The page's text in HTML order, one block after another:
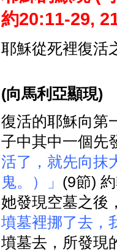
約20:11-29,
耶穌從死裡復活
(向馬利亞顯現)
復活的耶穌向第
子中其中一個先
活了，就先向抹
鬼。）」 (9節)
她發現空墓之後
墳墓裡挪了去，
墳墓去，所發現